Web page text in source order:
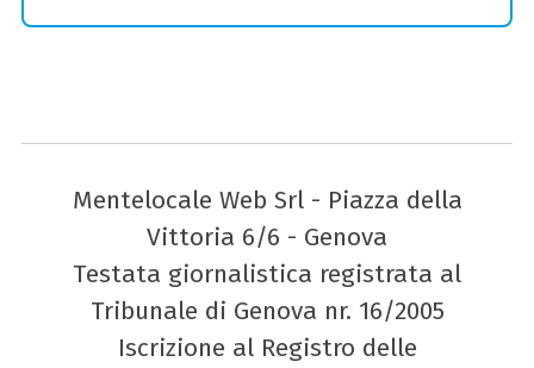
Mentelocale Web Srl - Piazza della
Vittoria 6/6 - Genova
Testata giornalistica registrata al
Tribunale di Genova nr. 16/2005
Iscrizione al Registro delle